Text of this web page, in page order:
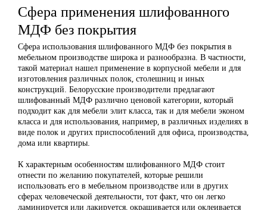
Сфера применения шлифованного
МДФ без покрытия
Сфера использования шлифованного МДФ без покрытия в
мебельном производстве широка и разнообразна. В частности,
такой материал нашел применение в корпусной мебели и для
изготовления различных полок, столешниц и иных
конструкций. Белорусские производители предлагают
шлифованный МДФ различно ценовой категории, который
подходит как для мебели элит класса, так и для мебели эконом
класса и для использования, например, в различных изделиях в
виде полок и других приспособлений для офиса, производства,
дома или квартиры.
К характерным особенностям шлифованного МДФ стоит
отнести по желанию покупателей, которые решили
использовать его в мебельном производстве или в других
сферах человеческой деятельности, тот факт, что он легко
ламинируется или лакируется, окрашивается или оклеивается